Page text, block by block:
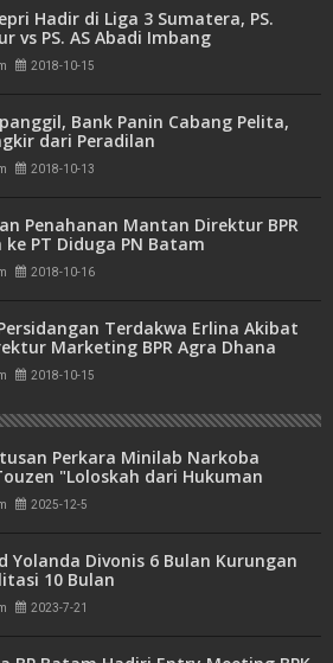
Hadir di Liga 3 Sumatera, PS.
vs PS. AS Abadi Imbang
2018-10-15
Bank Panin Cabang Pelita,
dari Peradilan
2018-10-13
Penahanan Mantan Direktur BPR
ke PT Diduga PN Batam
Data
2018-10-16
Terdakwa Erlina Akibat
Marketing BPR Agra Dhana
2018-10-15
Perkara Minilab Narkoba
"Loloskah dari Hukuman
atau Mati"
2025-12-5
Yolanda Divonis 6 Bulan Kurungan
10 Bulan
2023-7-21